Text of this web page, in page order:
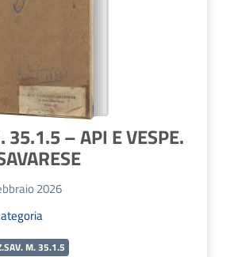
35.1.5 – API E VESPE.
2026
M. 35.1.5